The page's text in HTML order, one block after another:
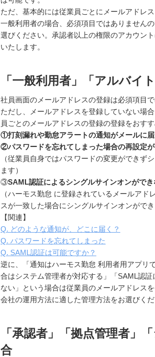
ただ、基本的には従業員ごとにメールアドレ
一般利用者の場合、必須項目ではありません
選びください。承認者以上の権限のアカウン
いたします。
「一般利用者」「アルバイ
社員画面のメールアドレスの登録は必須項目
ただし、メールアドレスを登録していない場
員ごとのメールアドレスの登録の登録をおすす
①打刻漏れや勤怠アラートの通知がメールに
②パスワードを忘れてしまった場合の再設定
（従業員自身ではパスワードの変更ができず
ます）
③SAML認証によるシングルサインオンができ
（ハーモス勤怠 に登録されているメールア
スが一致した場合にシングルサインオンがで
【関連】
Q. どのような通知が、どこに届く？
Q. パスワードを忘れてしまった
Q. SAML認証は可能ですか？
逆に、「通知はハーモス勤怠 利用者用アプリ
合はシステム管理者が対応する」「SAML認
ない」という場合は従業員のメールアドレス
会社の運用方法に適した管理方法をお選びくだ
「承認者」「拠点管理者」
合